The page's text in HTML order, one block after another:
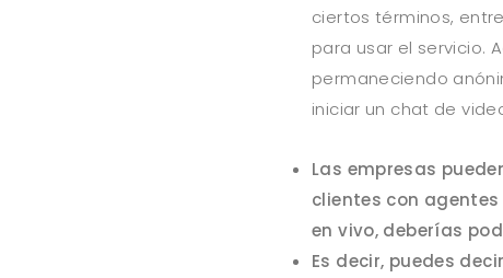
ciertos términos,
para usar el servicio.
permaneciendo
iniciar un chat de
Las empresas
clientes con
en vivo, deberías
Es decir, puedes